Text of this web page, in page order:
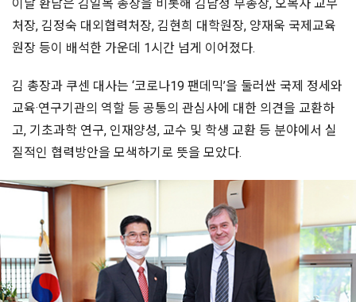
이날 환담은 김일목 총장을 비롯해 김남정 부총장, 오복자 교무
처장, 김정숙 대외협력처장, 김현희 대학원장, 양재욱 국제교육
원장 등이 배석한 가운데 1시간 넘게 이어졌다.
김 총장과 쿠센 대사는 ‘코로나19 팬데믹’을 둘러싼 국제 정세와
교육·연구기관의 역할 등 공통의 관심사에 대한 의견을 교환하
고, 기초과학 연구, 인재양성, 교수 및 학생 교환 등 분야에서 실
질적인 협력방안을 모색하기로 뜻을 모았다.